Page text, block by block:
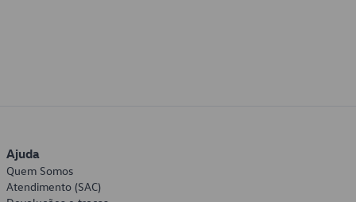
Ajuda
Quem Somos
Atendimento (SAC)